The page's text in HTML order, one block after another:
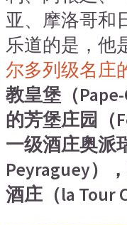
亚、摩洛哥和
乐道的是，他
尔多列级名庄
教皇堡（
的芳堡庄园（
一级酒庄奥派
Peyraguey）
酒庄（la Tour